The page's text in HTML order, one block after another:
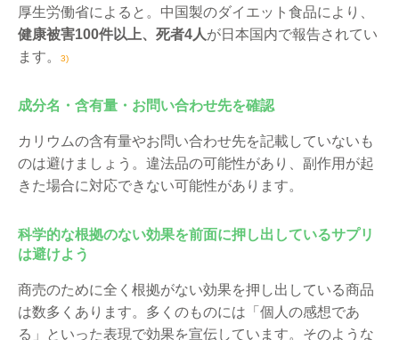
厚生労働省によると。中国製のダイエット食品により、
健康被害100件以上、死者4人が日本国内で報告されてい
ます。
3)
成分名・含有量・お問い合わせ先を確認
カリウムの含有量やお問い合わせ先を記載していないも
のは避けましょう。違法品の可能性があり、副作用が起
きた場合に対応できない可能性があります。
科学的な根拠のない効果を前面に押し出しているサプリ
は避けよう
商売のために全く根拠がない効果を押し出している商品
は数多くあります。多くのものには「個人の感想であ
る」といった表現で効果を宣伝しています。そのような